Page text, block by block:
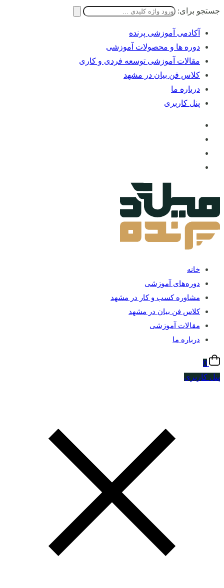
جستجو برای:
آکادمی آموزشی پرنده
دوره ها و محصولات آموزشی
مقالات آموزشی توسعه فردی و کاری
کلاس فن بیان در مشهد
درباره ما
پنل کاربری
خانه
دوره‌های آموزشی
مشاوره کسب و کار در مشهد
کلاس فن بیان در مشهد
مقالات آموزشی
درباره ما
0
پنل کاربری